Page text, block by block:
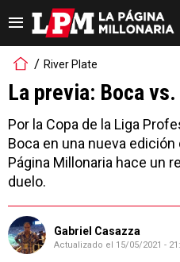
River Plate
La previa: Boca
Por la Copa de la Liga
Boca en una nueva
Página Millonaria hace un
duelo.
Gabriel Casazza
Actualizado el 15/05/2021 -